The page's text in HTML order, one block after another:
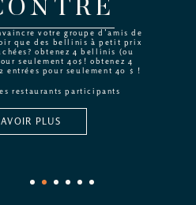
votre groupe d’amis de
que des bellinis à petit prix
obtenez 4 bellinis (ou
seulement 40$! obtenez 4
pour seulement 40 $ !
restaurants participants
PLUS
4 5 6